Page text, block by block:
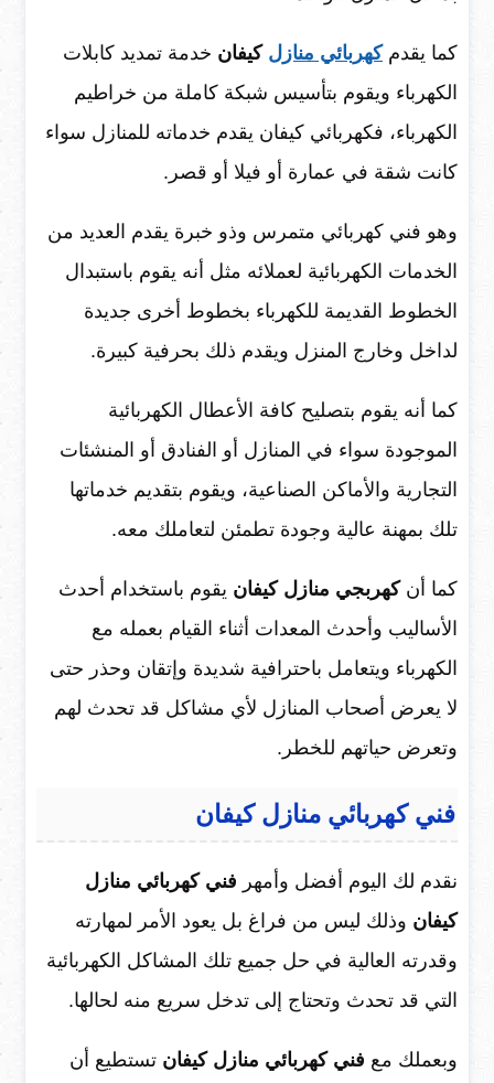
كما يقدمكهربائي منازل كيفان خدمة تمديد كابلات
الكهرباء ويقوم بتأسيس شبكة كاملة من خراطيم
الكهرباء، فكهربائي كيفان يقدم خدماته للمنازل سواء
كانت شقة في عمارة أو فيلا أو قصر.
وهو فني كهربائي متمرس وذو خبرة يقدم العديد من
الخدمات الكهربائية لعملائه مثل أنه يقوم باستبدال
الخطوط القديمة للكهرباء بخطوط أخرى جديدة
لداخل وخارج المنزل ويقدم ذلك بحرفية كبيرة.
كما أنه يقوم بتصليح كافة الأعطال الكهربائية
الموجودة سواء في المنازل أو الفنادق أو المنشئات
التجارية والأماكن الصناعية، ويقوم بتقديم خدماتها
تلك بمهنة عالية وجودة تطمئن لتعاملك معه.
كما أنكهربجي منازل كيفان يقوم باستخدام أحدث
الأساليب وأحدث المعدات أثناء القيام بعمله مع
الكهرباء ويتعامل باحترافية شديدة وإتقان وحذر حتى
لا يعرض أصحاب المنازل لأي مشاكل قد تحدث لهم
وتعرض حياتهم للخطر.
فني كهربائي منازل كيفان
نقدم لك اليوم أفضل وأمهر فني كهربائي منازل
كيفان وذلك ليس من فراغ بل يعود الأمر لمهارته
وقدرته العالية في حل جميع تلك المشاكل الكهربائية
التي قد تحدث وتحتاج إلى تدخل سريع منه لحالها.
وبعملك مع فني كهربائي منازل كيفان تستطيع أن